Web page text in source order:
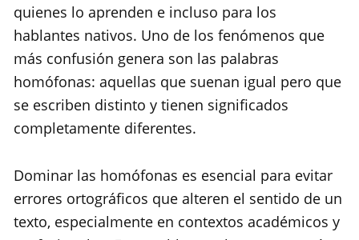
quienes lo aprenden e incluso para los
hablantes nativos. Uno de los fenómenos que
más confusión genera son las palabras
homófonas: aquellas que suenan igual pero que
se escriben distinto y tienen significados
completamente diferentes.
Dominar las homófonas es esencial para evitar
errores ortográficos que alteren el sentido de un
texto, especialmente en contextos académicos y